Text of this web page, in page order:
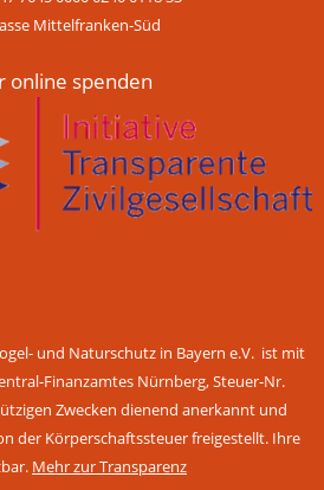
Mittelfranken-Süd
online spenden
und Naturschutz in Bayern e.V. ist mit
Finanzamtes Nürnberg, Steuer-Nr.
Zwecken dienend anerkannt und
der Körperschaftssteuer freigestellt. Ihre
Mehr zur Transparenz